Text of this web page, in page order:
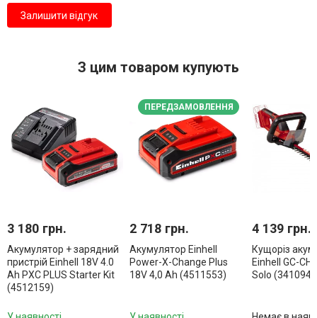
Залишити відгук
З цим товаром купують
3 180 грн.
Акумулятор + зарядний
пристрій Einhell 18V 4.0
Ah PXC PLUS Starter Kit
(4512159)
ПЕРЕДЗАМОВЛЕННЯ
2 718 грн.
Акумулятор Einhell
Power-X-Change Plus
18V 4,0 Ah (4511553)
4 139 грн.
Кущоріз
Einhell GC-
Solo